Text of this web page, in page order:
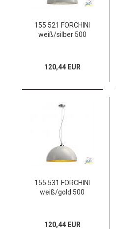
155 521 FORCHINI
weiß/silber 500
120,44 EUR
155 531 FORCHINI
weiß/gold 500
120,44 EUR